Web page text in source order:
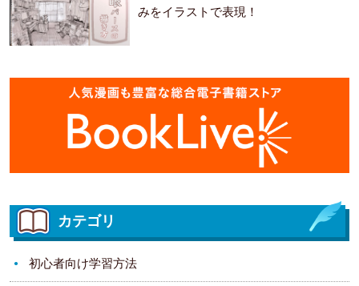
みをイラストで表現！
カテゴリ
初心者向け学習方法